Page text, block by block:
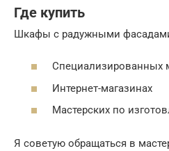
Где купить
Шкафы с радужными
Специализированных
Интернет-магазинах
Мастерских по
Я советую обращаться в